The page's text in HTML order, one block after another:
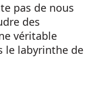
pas de nous
des
véritable
le labyrinthe de